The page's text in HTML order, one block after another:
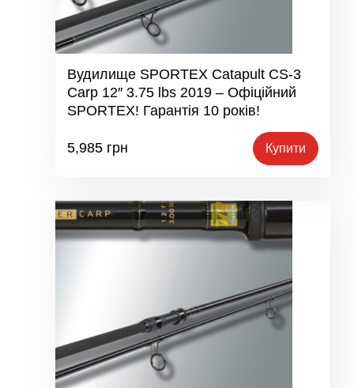
Вудилище SPORTEX Catapult CS-3
Carp 12″ 3.75 lbs 2019 – Офіційний
SPORTEX! Гарантія 10 років!
5,985 грн Купити